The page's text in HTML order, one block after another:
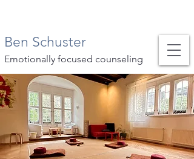
Ben Schuster
Emotionally focused counseling